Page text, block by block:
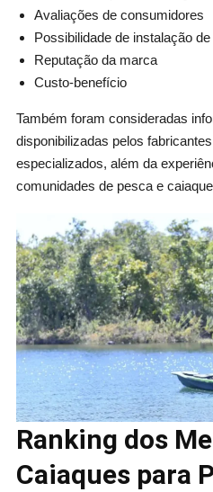
Avaliações de consumidores
Possibilidade de instalação
Reputação da marca
Custo-benefício
Também foram consideradas
disponibilizadas pelos
especializados, além da
comunidades de pesca e
Ranking dos
Caiaques para